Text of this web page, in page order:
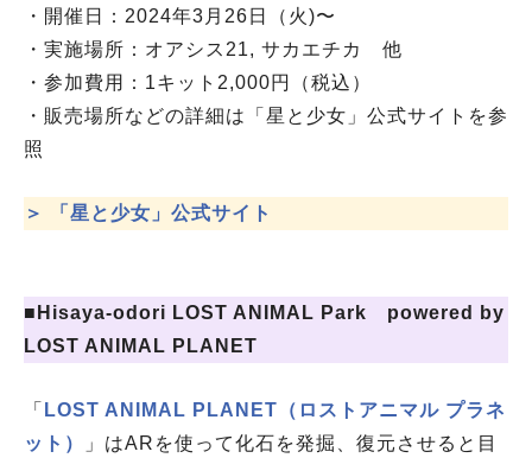
・開催日：2024年3月26日（火)〜
・実施場所：オアシス21, サカエチカ 他
・参加費用：1キット2,000円（税込）
・販売場所などの詳細は「星と少女」公式サイトを参
照
＞ 「星と少女」公式サイト
■Hisaya-odori LOST ANIMAL Park powered by
LOST ANIMAL PLANET
「 LOST ANIMAL PLANET（ロストアニマル プラネ
ット）
」はARを使って化石を発掘、復元させると目